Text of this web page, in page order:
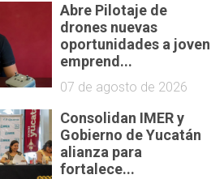
Abre Pilotaje de
drones nuevas
oportunidades a joven
emprend...
07 de agosto de 2026
Consolidan IMER y
Gobierno de Yucatán
alianza para
fortalece...